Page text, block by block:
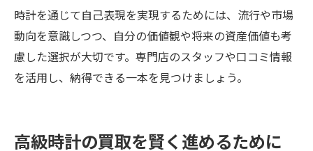
時計を通じて自己表現を実現するためには、流行や市場
動向を意識しつつ、自分の価値観や将来の資産価値も考
慮した選択が大切です。専門店のスタッフや口コミ情報
を活用し、納得できる一本を見つけましょう。
高級時計の買取を賢く進めるために